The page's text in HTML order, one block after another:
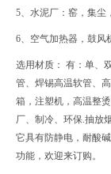
5、水泥厂：窑，集尘
6、空气加热器，鼓风
选用材质： 有：单、
管、焊锡高温软管、
箱，注塑机，高温整
厂、制冷、环保.抽放
它具有防静电，耐酸
功能，欢迎来订购。